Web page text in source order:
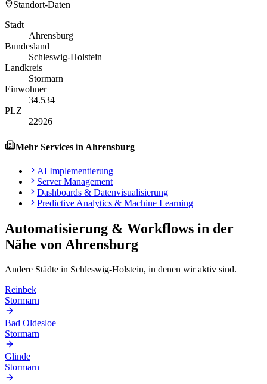
Standort-Daten
Stadt
Ahrensburg
Bundesland
Schleswig-Holstein
Landkreis
Stormarn
Einwohner
34.534
PLZ
22926
Mehr Services in Ahrensburg
AI Implementierung
Server Management
Dashboards & Datenvisualisierung
Predictive Analytics & Machine Learning
Automatisierung & Workflows in der
Nähe von Ahrensburg
Andere Städte in Schleswig-Holstein, in denen wir aktiv sind.
Reinbek
Stormarn
Bad Oldesloe
Stormarn
Glinde
Stormarn